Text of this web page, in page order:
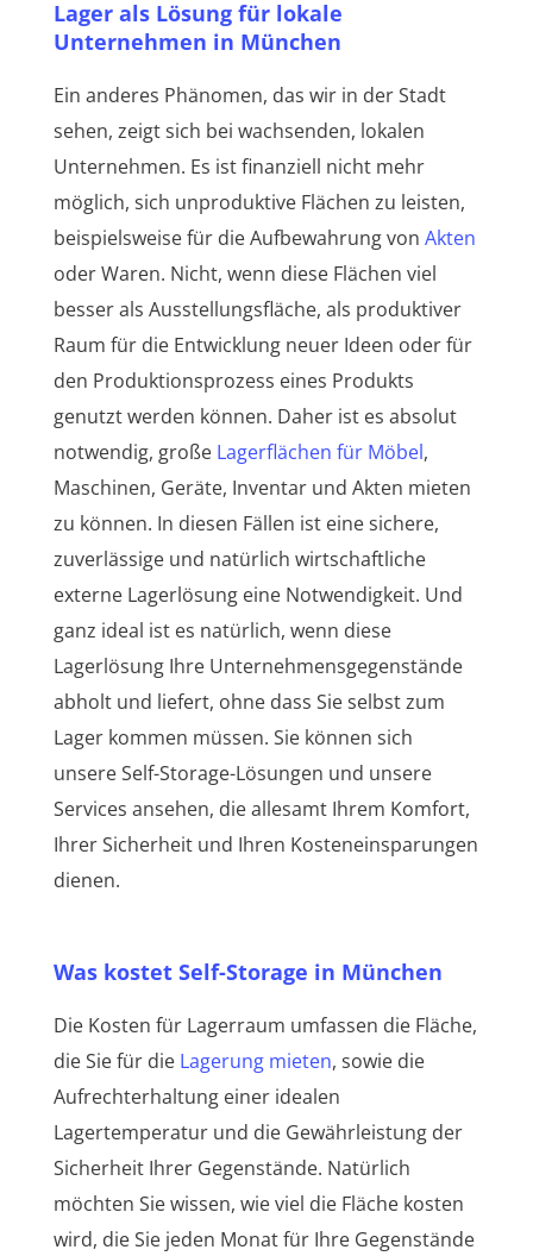
Lager als Lösung für lokale
Unternehmen in München
Ein anderes Phänomen, das wir in der Stadt
sehen, zeigt sich bei wachsenden, lokalen
Unternehmen. Es ist finanziell nicht mehr
möglich, sich unproduktive Flächen zu leisten,
beispielsweise für die Aufbewahrung von Akten
oder Waren. Nicht, wenn diese Flächen viel
besser als Ausstellungsfläche, als produktiver
Raum für die Entwicklung neuer Ideen oder für
den Produktionsprozess eines Produkts
genutzt werden können. Daher ist es absolut
notwendig, große Lagerflächen für Möbel,
Maschinen, Geräte, Inventar und Akten mieten
zu können. In diesen Fällen ist eine sichere,
zuverlässige und natürlich wirtschaftliche
externe Lagerlösung eine Notwendigkeit. Und
ganz ideal ist es natürlich, wenn diese
Lagerlösung Ihre Unternehmensgegenstände
abholt und liefert, ohne dass Sie selbst zum
Lager kommen müssen. Sie können sich
unsere Self-Storage-Lösungen und unsere
Services ansehen, die allesamt Ihrem Komfort,
Ihrer Sicherheit und Ihren Kosteneinsparungen
dienen.
Was kostet Self-Storage in München
Die Kosten für Lagerraum umfassen die Fläche,
die Sie für die Lagerung mieten, sowie die
Aufrechterhaltung einer idealen
Lagertemperatur und die Gewährleistung der
Sicherheit Ihrer Gegenstände. Natürlich
möchten Sie wissen, wie viel die Fläche kosten
wird, die Sie jeden Monat für Ihre Gegenstände